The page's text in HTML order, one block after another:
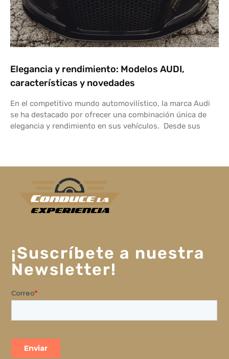
Elegancia y rendimiento: Modelos AUDI,
características y novedades
En el competitivo mundo automovilístico, la marca Audi
se ha destacado por ofrecer una combinación única de
elegancia y rendimiento en sus vehículos. Desde sus
¡Suscríbete a nuestra
Newsletter!